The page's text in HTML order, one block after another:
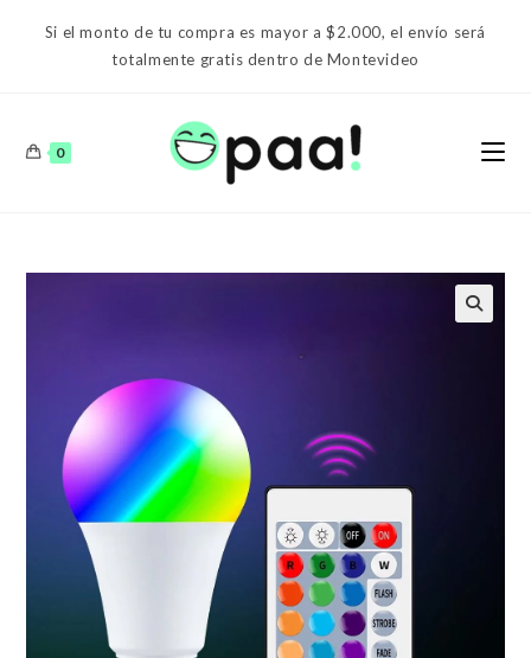
Si el monto de tu compra es mayor a $2.000, el envío será
totalmente gratis dentro de Montevideo
0